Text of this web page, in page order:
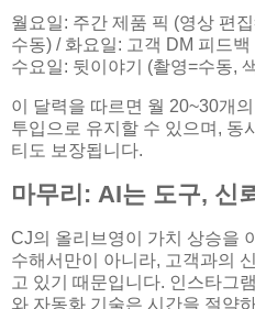
월요일: 주간 제품 픽 (영상 편
수동) / 화요일: 고객 DM 피드
수요일: 뒷이야기 (촬영=수동,
이 달력을 따르면 월 20~30개
투입으로 유지할 수 있으며, 동
티도 보장됩니다.
마무리: AI는 도구, 신
CJ의 올리브영이 가치 상승을
수해서만이 아니라, 고객과의
고 있기 때문입니다. 인스타그
와 자동화 기술은 시간을 절약